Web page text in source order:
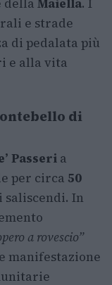
della Maiella. I
e strade
di pedalata più
e alla vita
di
Passeri a
per circa 50
In
a rovescio”
manifestazione